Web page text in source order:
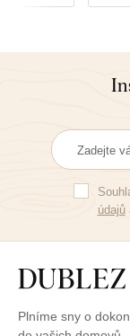
údajů
Plníme sny o